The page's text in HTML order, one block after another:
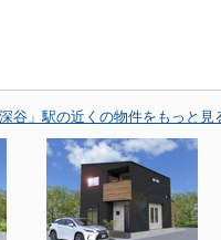
谷」駅の近くの物件をもっと見